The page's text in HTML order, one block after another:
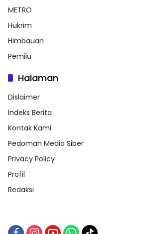
METRO
Hukrim
Himbauan
Pemilu
Halaman
Dislaimer
Indeks Berita
Kontak Kami
Pedoman Media Siber
Privacy Policy
Profil
Redaksi